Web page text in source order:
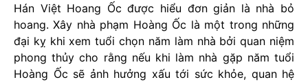
Hán Việt Hoang Ốc được hiểu đơn giản là nhà bỏ
hoang. Xây nhà phạm Hoàng Ốc là một trong những
đại kỵ khi xem tuổi chọn năm làm nhà bởi quan niệm
phong thủy cho rằng nếu khi làm nhà gặp năm tuổi
Hoàng Ốc sẽ ảnh hưởng xấu tới sức khỏe, quan hệ